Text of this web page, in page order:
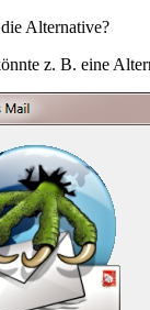
Alternative?
z. B. eine